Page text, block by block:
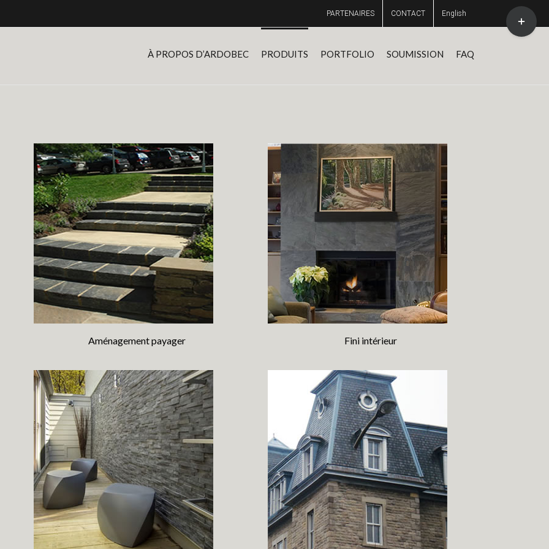
PARTENAIRES CONTACT English
À PROPOS D’ARDOBEC PRODUITS PORTFOLIO SOUMISSION FAQ
Aménagement payager Fini intérieur
Toggle
Sliding
Bar